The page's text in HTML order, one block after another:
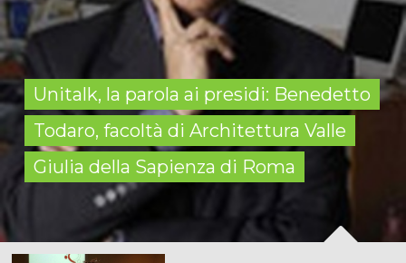
Unitalk, la parola ai presidi: Benedetto
Todaro, facoltà di Architettura Valle
Giulia della Sapienza di Roma